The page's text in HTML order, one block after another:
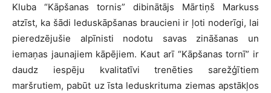
Kluba “Kāpšanas tornis” dibinātājs Mārtiņš Markuss
atzīst, ka šādi leduskāpšanas braucieni ir ļoti noderīgi, lai
pieredzējušie alpīnisti nodotu savas zināšanas un
iemaņas jaunajiem kāpējiem. Kaut arī “Kāpšanas tornī” ir
daudz iespēju kvalitatīvi trenēties sarežģītiem
maršrutiem, pabūt uz īsta leduskrituma ziemas apstākļos